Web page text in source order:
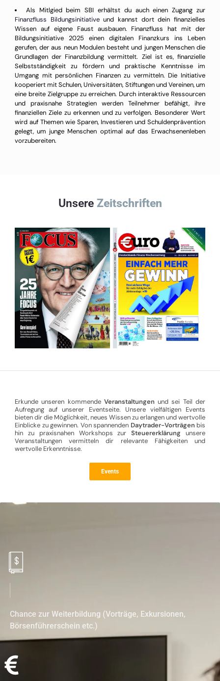
Als Mitlgied beim SBI erhältst du auch einen Zugang zur
Finanzfluss Bildungsinitiativeund kannst dort dein finanzielles
Wissen auf eigene Faust ausbauen. Finanzfluss hat mit der
Bildungsinitiative 2025 einen digitalen Finanzkurs ins Leben
gerufen, der aus neun Modulen besteht und jungen Menschen die
Grundlagen der Finanzbildung vermittelt. Ziel ist es, finanzielle
Selbstständigkeit zu fördern und praktische Kenntnisse im
Umgang mit persönlichen Finanzen zu vermitteln. Die Initiative
kooperiert mit Schulen, Universitäten, Stiftungen und Vereinen, um
eine breite Zielgruppe zu erreichen. Durch interaktive Ressourcen
und praxisnahe Strategien werden Teilnehmer befähigt, ihre
finanziellen Ziele zu erkennen und zu verfolgen. Besonderer Wert
wird auf Themen wie Sparen, Investieren und Schuldenprävention
gelegt, um junge Menschen optimal auf das Erwachsenenleben
vorzubereiten.
Unsere Zeitschriften
Erkunde unseren kommende Veranstaltungen und sei Teil der
Aufregung auf unserer Eventseite. Unsere vielfältigen Events
bieten dir die Möglichkeit, neues Wissen zu erlangen und wertvolle
Einblicke zu gewinnen. Von spannenden Daytrader-Vorträgen bis
hin zu praxisnahen Workshops zurSteuererklärung unsere
Veranstaltungen vermitteln dir relevante Fähigkeiten und
wertvolle Erkenntnisse.
Events
Chance zur Weiterbildung (Vorträge, Exkursionen,
Börsenführerschein etc.)